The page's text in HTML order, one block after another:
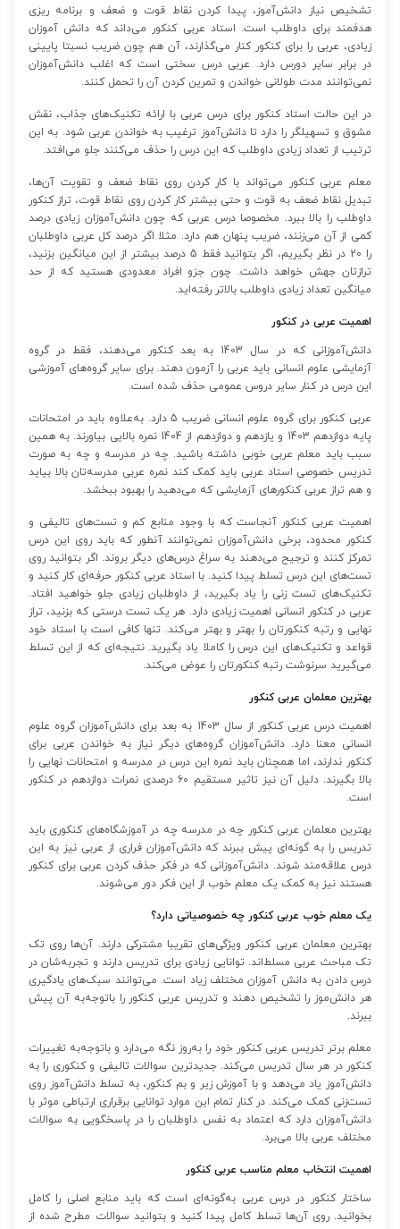
تشخیص نیاز دانش‌آموز، پیدا کردن نقاط قوت و ضعف و برنامه ریزی
هدفمند برای داوطلب است. استاد عربی کنکور می‌داند که دانش آموزان
زیادی، عربی را برای کنکور کنار می‌گذارند، آن هم چون ضریب نسبتا پایینی
در برابر سایر دورس دارد. عربی درس سختی است که اغلب دانش‌آموزان
نمی‌توانند مدت طولانی خواندن و تمرین کردن آن را تحمل کنند.
در این حالت استاد کنکور برای درس عربی با ارائه تکنیک‌های جذاب، نقش
مشوق و تسهیلگر را دارد تا دانش‌آموز ترغیب به خواندن عربی شود. به این
ترتیب از تعداد زیادی داوطلب که این درس را حذف می‌کنند جلو می‌افتد.
معلم عربی کنکور می‌تواند با کار کردن روی نقاط ضعف و تقویت آن‌ها،
تبدیل نقاط ضعف به قوت و حتی بیشتر کار کردن روی نقاط قوت، تراز کنکور
داوطلب را بالا ببرد. مخصوصا درس عربی که چون دانش‌آموزان زیادی درصد
کمی از آن می‌زنند، ضریب پنهان هم دارد. مثلا اگر درصد کل عربی داوطلبان
را 20 در نظر بگیریم، اگر بتوانید فقط 5 درصد بیشتر از این میانگین بزنید،
ترازتان جهش خواهد داشت. چون جزو افراد معدودی هستید که از حد
میانگین تعداد زیادی داوطلب بالاتر رفته‌اید.
اهمیت عربی در کنکور
دانش‌آموزانی که در سال 1403 به بعد کنکور می‌دهند، فقط در گروه
آزمایشی علوم انسانی باید عربی را آزمون دهند. برای سایر گروه‌های آموزشی
این درس در کنار سایر دروس عمومی حذف شده است.
عربی کنکور برای گروه علوم انسانی ضریب 5 دارد. به‌علاوه باید در امتحانات
پایه دوازدهم 1403 و یازدهم و دوازدهم از 1404 نمره بالایی بیاورند. به همین
سبب باید معلم عربی خوبی داشته باشید. چه در مدرسه و چه به صورت
تدریس خصوصی استاد عربی باید کمک کند نمره عربی مدرسه‌تان بالا بیاید
و هم تراز عربی کنکورهای آزمایشی که می‌دهید را بهبود ببخشد.
اهمیت عربی کنکور آنجاست که با وجود منابع کم و تست‌های تالیفی و
کنکور محدود، برخی دانش‌آموزان نمی‌توانند آنطور که باید روی این درس
تمرکز کنند و ترجیح می‌دهند به سراغ درس‌های دیگر بروند. اگر بتوانید روی
تست‌های این درس تسلط پیدا کنید. با استاد عربی کنکور حرفه‌ای کار کنید و
تکنیک‌های تست زنی را یاد بگیرید، از داوطلبان زیادی جلو خواهید افتاد.
عربی در کنکور انسانی اهمیت زیادی دارد. هر یک تست درستی که بزنید، تراز
نهایی و رتبه کنکورتان را بهتر و بهتر می‌کند. تنها کافی است با استاد خود
قواعد و تکنیک‌های این درس را کاملا یاد بگیرید. نتیجه‌ای که از این تسلط
می‌گیرید سرنوشت رتبه کنکورتان را عوض می‌کند.
بهترین معلمان عربی کنکور
اهمیت درس عربی کنکور از سال 1403 به بعد برای دانش‌آموزان گروه علوم
انسانی معنا دارد. دانش‌آموزان گروه‌های دیگر نیاز به خواندن عربی برای
کنکور ندارند، اما همچنان باید نمره این درس در مدرسه و امتحانات نهایی را
بالا بگیرند. دلیل آن نیز تاثیر مستقیم 60 درصدی نمرات دوازدهم در کنکور
است.
بهترین معلمان عربی کنکور چه در مدرسه چه در آموزشگاه‌های کنکوری باید
تدریس را به گونه‌ای پیش ببرند که دانش‌آموزان فراری از عربی نیز به این
درس علاقه‌مند شوند. دانش‌آموزانی که در فکر حذف کردن عربی برای کنکور
هستند نیز به کمک یک معلم خوب از این فکر دور می‌شوند.
یک معلم خوب عربی کنکور چه خصوصیاتی دارد؟
بهترین معلمان عربی کنکور ویژگی‌های تقریبا مشترکی دارند. آن‌ها روی تک
تک مباحث عربی مسلط‌اند. توانایی زیادی برای تدریس دارند و تجربه‌شان در
درس دادن به دانش آموزان مختلف زیاد است. می‌توانند سبک‌های یادگیری
هر دانش‌موز را تشخیص دهند و تدریس عربی کنکور را باتوجه‌به آن پیش
ببرند.
معلم برتر تدریس عربی کنکور خود را به‌روز نگه می‌دارد و با‌توجه‌به تغییرات
کنکور در هر سال تدریس می‌کند. جدیدترین سوالات تالیفی و کنکوری را به
دانش‌آموز یاد می‌دهد و با آموزش زیر و بم کنکور، به تسلط دانش‌آموز روی
تست‌زنی کمک می‌کند. در کنار تمام این موارد توانایی برقراری ارتباطی موثر با
دانش‌آموزان دارد که اعتماد به نفس داوطلبان را در پاسخگویی به سوالات
مختلف عربی بالا می‌برد.
اهمیت انتخاب معلم مناسب عربی کنکور
ساختار کنکور در درس عربی به‌گونه‌ای است که باید منابع اصلی را کامل
بخوانید. روی آن‌ها تسلط کامل پیدا کنید و بتوانید سوالات مطرح شده از